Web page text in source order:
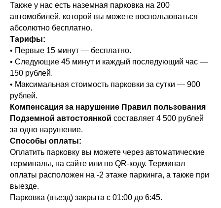
Также у нас есть наземная парковка на 200
автомобилей, которой вы можете воспользоваться
абсолютно бесплатно.
Тарифы:
• Первые 15 минут — бесплатно.
• Следующие 45 минут и каждый последующий час —
150 рублей.
• Максимальная стоимость парковки за сутки — 900
рублей.
Компенсация за нарушение Правил пользования
Подземной автостоянкой составляет 4 500 рублей
за одно нарушение.
Способы оплаты:
Оплатить парковку вы можете через автоматические
терминалы, на сайте или по QR-коду. Терминал
оплаты расположен на -2 этаже паркинга, а также при
выезде.
Парковка (въезд) закрыта с 01:00 до 6:45.